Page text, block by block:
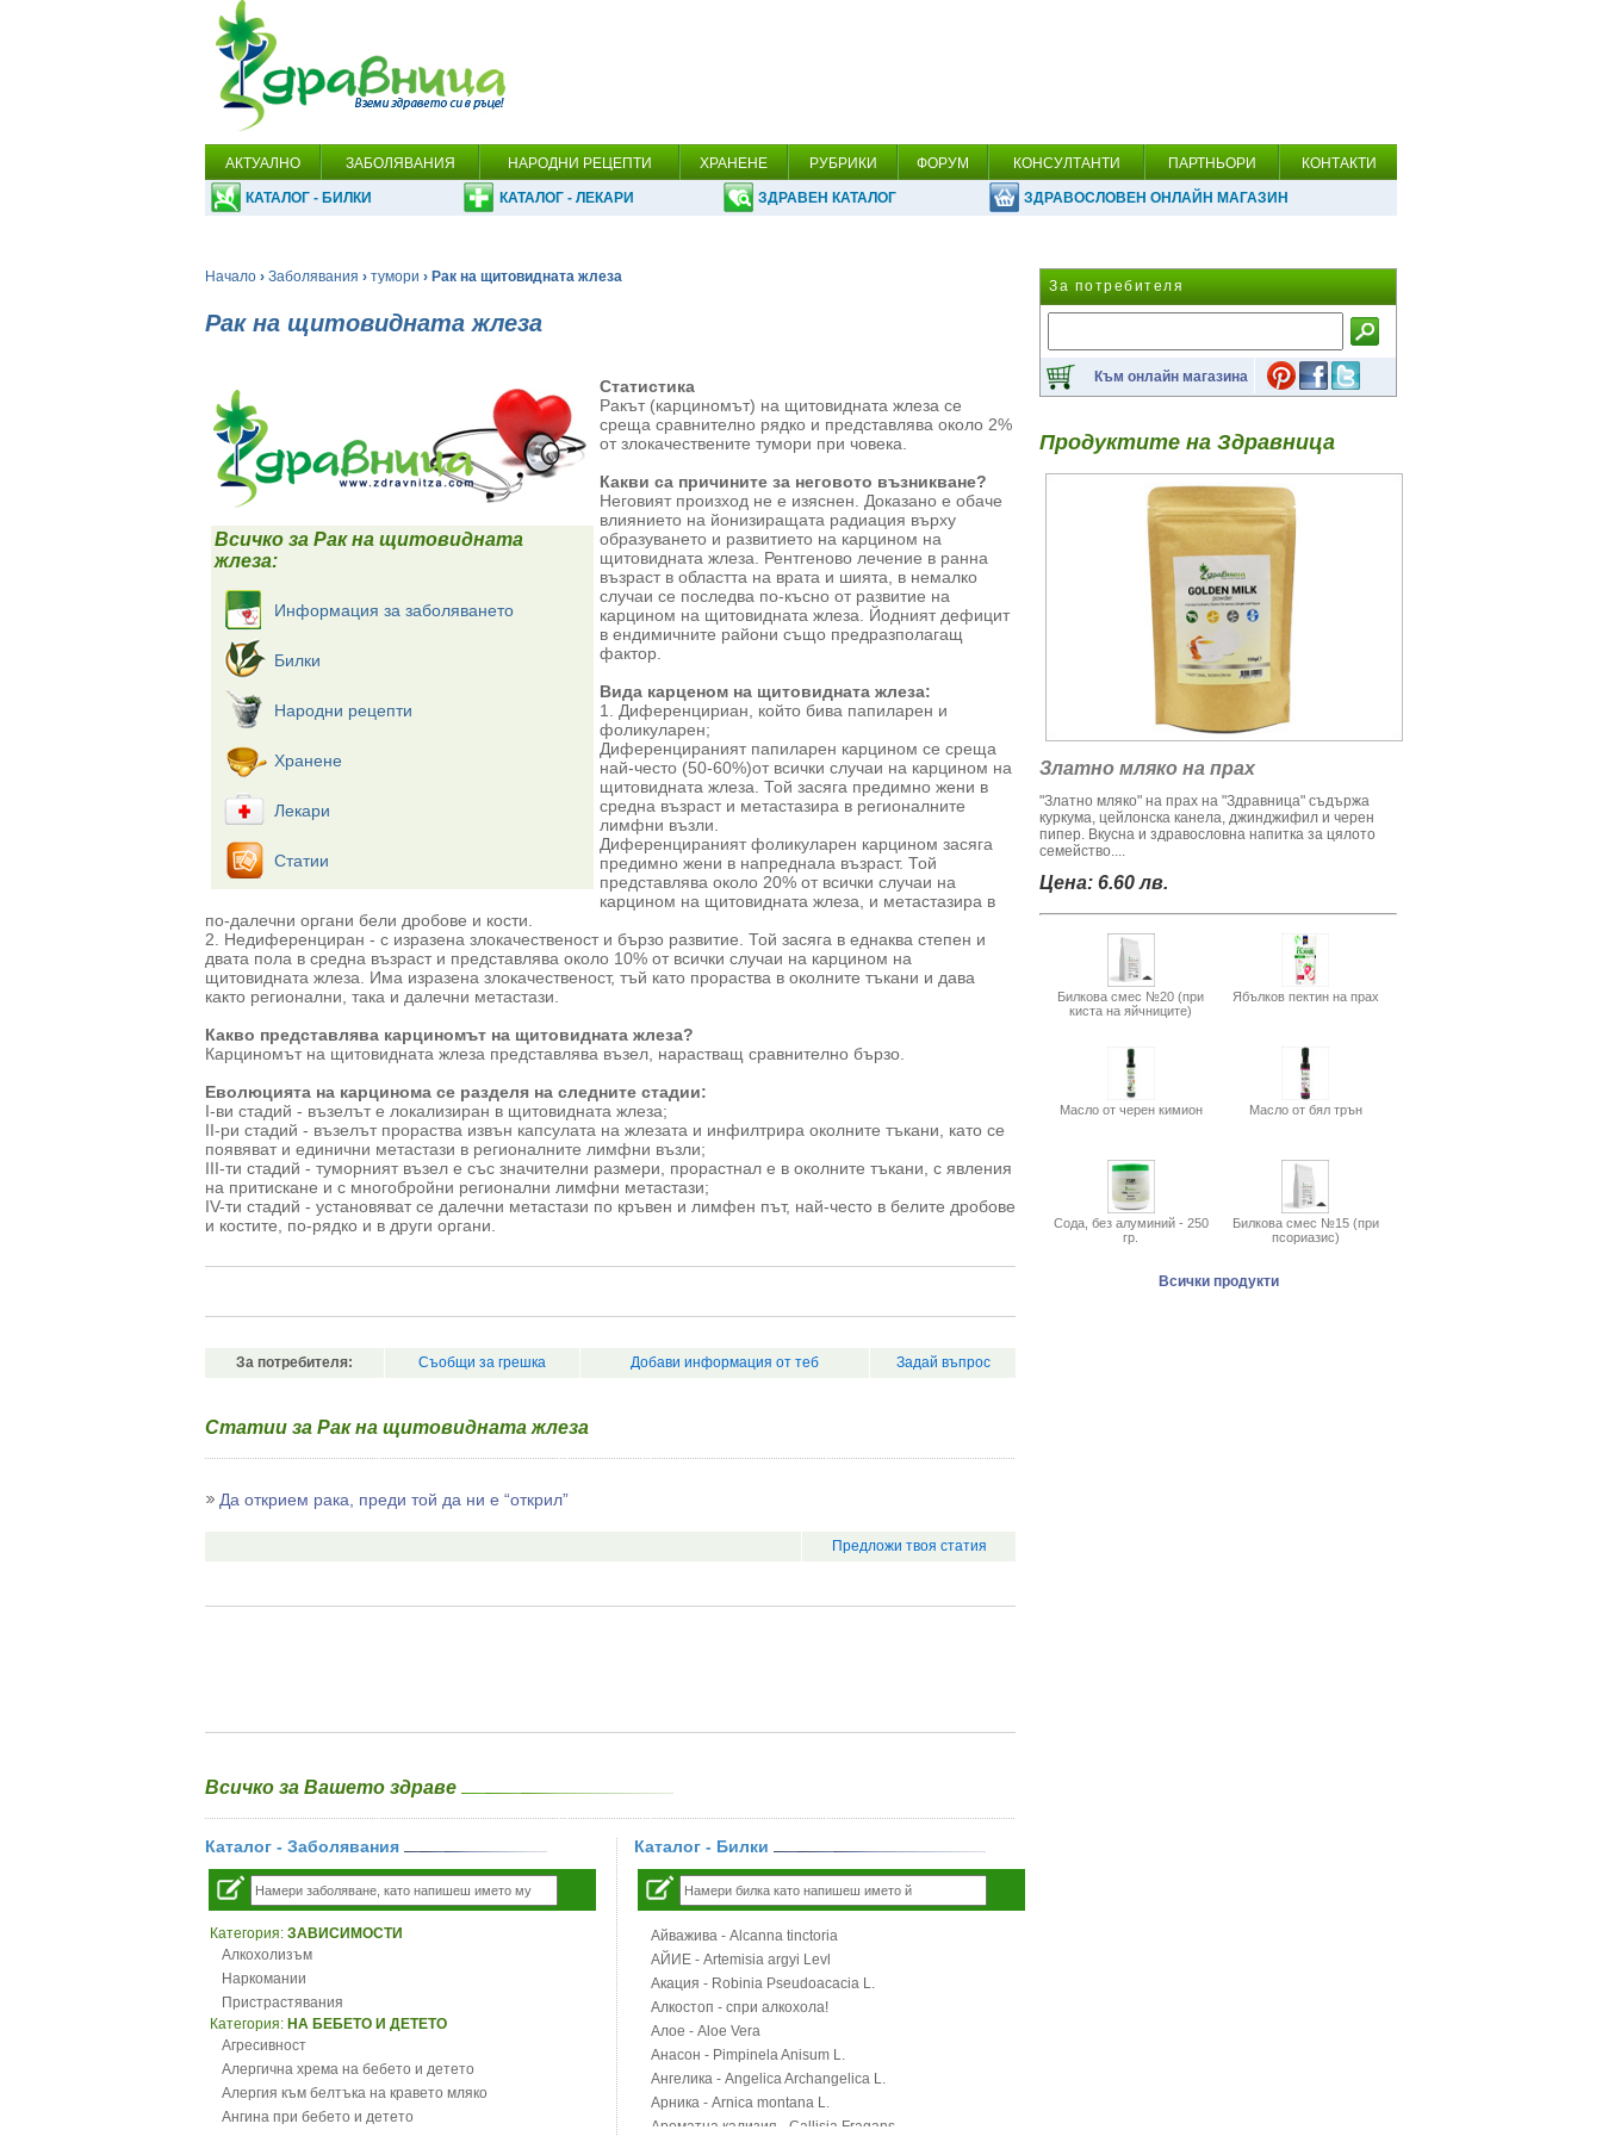
АКТУАЛНО ЗАБОЛЯВАНИЯ НАРОДНИ РЕЦЕПТИ ХРАНЕНЕ РУБРИКИ ФОРУМ КОНСУЛТАНТИ ПАРТНЬОРИ КОНТАКТИ
КАТАЛОГ - БИЛКИ КАТАЛОГ - ЛЕКАРИ ЗДРАВЕН КАТАЛОГ ЗДРАВОСЛОВЕН ОНЛАЙН МАГАЗИН
Начало › Заболявания › тумори › Рак на щитовидната жлеза
Рак на щитовидната жлеза
Всичко за Рак на щитовидната
жлеза:
Информация за заболяването
Билки
Народни рецепти
Хранене
Лекари
Статии
Статистика
Ракът (карциномът) на щитовидната жлеза се
среща сравнително рядко и представлява около 2%
от злокачествените тумори при човека.
Какви са причините за неговото възникване?
Неговият произход не е изяснен. Доказано е обаче
влиянието на йонизиращата радиация върху
образуването и развитието на карцином на
щитовидната жлеза. Рентгеново лечение в ранна
възраст в областта на врата и шията, в немалко
случаи се последва по-късно от развитие на
карцином на щитовидната жлеза. Йодният дефицит
в ендимичните райони също предразполагащ
фактор.
Вида карценом на щитовидната жлеза:
1. Диференцириан, който бива папиларен и
фоликуларен;
Диференцираният папиларен карцином се среща
най-често (50-60%)от всички случаи на карцином на
щитовидната жлеза. Той засяга предимно жени в
средна възраст и метастазира в регионалните
лимфни възли.
Диференцираният фоликуларен карцином засяга
предимно жени в напреднала възраст. Той
представлява около 20% от всички случаи на
карцином на щитовидната жлеза, и метастазира в
по-далечни органи бели дробове и кости.
2. Недиференциран - с изразена злокачественост и бързо развитие. Той засяга в еднаква степен и
двата пола в средна възраст и представлява около 10% от всички случаи на карцином на
щитовидната жлеза. Има изразена злокачественост, тъй като прораства в околните тъкани и дава
както регионални, така и далечни метастази.
Какво представлява карциномът на щитовидната жлеза?
Карциномът на щитовидната жлеза представлява възел, нарастващ сравнително бързо.
Еволюцията на карцинома се разделя на следните стадии:
I-ви стадий - възелът е локализиран в щитовидната жлеза;
II-ри стадий - възелът прораства извън капсулата на жлезата и инфилтрира околните тъкани, като се
появяват и единични метастази в регионалните лимфни възли;
III-ти стадий - туморният възел е със значителни размери, прорастнал е в околните тъкани, с явления
на притискане и с многобройни регионални лимфни метастази;
IV-ти стадий - установяват се далечни метастази по кръвен и лимфен път, най-често в белите дробове
и костите, по-рядко и в други органи.
За потребителя: Съобщи за грешка Добави информация от теб Задай въпрос
Статии за Рак на щитовидната жлеза
Да открием рака, преди той да ни е “открил”
Предложи твоя статия
Всичко за Вашето здраве
Каталог - Заболявания
Категория: ЗАВИСИМОСТИ
Алкохолизъм
Наркомании
Пристрастявания
Категория: НА БЕБЕТО И ДЕТЕТО
Агресивност
Алергична хрема на бебето и детето
Алергия към белтъка на кравето мляко
Ангина при бебето и детето
Каталог - Билки
Айважива - Alcanna tinctoria
АЙИЕ - Artemisia argyi Levl
Акация - Robinia Pseudoacacia L.
Алкостоп - спри алкохола!
Алое - Aloe Vera
Анасон - Pimpinela Anisum L.
Ангелика - Angelica Archangelica L.
Арника - Arnica montana L.
Ароматна кализия - Callisia Fragans
За потребителя
Към онлайн магазина
Продуктите на Здравница
Златно мляко на прах
"Златно мляко" на прах на "Здравница" съдържа
куркума, цейлонска канела, джинджифил и черен
пипер. Вкусна и здравословна напитка за цялото
семейство....
Цена: 6.60 лв.
Билкова смес №20 (при
киста на яйчниците)
Ябълков пектин на прах
Масло от черен кимион Масло от бял трън
Сода, без алуминий - 250
гр.
Билкова смес №15 (при
псориазис)
Всички продукти